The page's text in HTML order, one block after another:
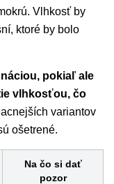
Vlhkosť by
ktoré by bolo
pokiaľ ale
vlhkosťou, čo
variantov
ošetrené.
Na čo si dať
pozor